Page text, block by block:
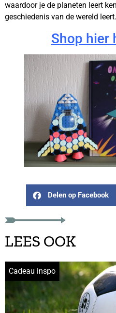
waardoor je de planeten leert
geschiedenis van de wereld leert.
Shop hier
Delen op Facebook
LEES OOK
Cadeau inspo